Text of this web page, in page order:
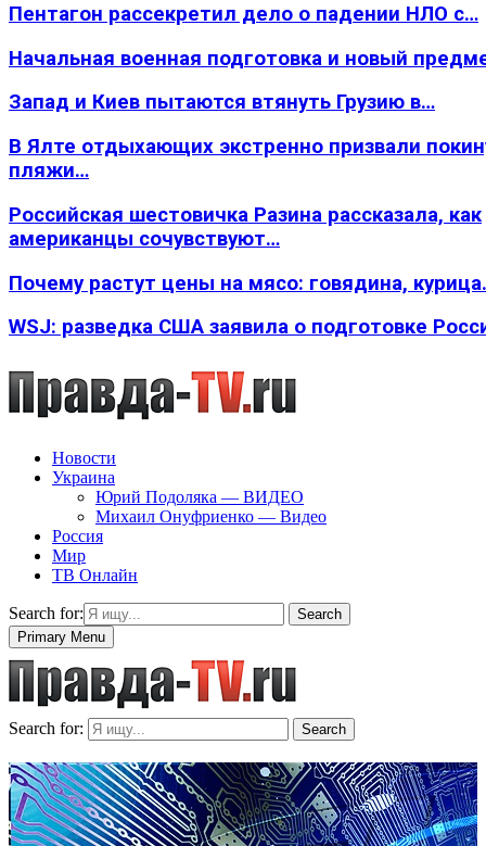
Пентагон рассекретил дело о падении НЛО с…
Начальная военная подготовка и новый
Запад и Киев пытаются втянуть Грузию в…
В Ялте отдыхающих экстренно призвали
пляжи…
Российская шестовичка Разина рассказала, как
американцы сочувствуют…
Почему растут цены на мясо: говядина,
WSJ: разведка США заявила о подготовке
Новости
Украина
Юрий Подоляка — ВИДЕО
Михаил Онуфриенко — Видео
Россия
Мир
ТВ Онлайн
Search for:
Search
Primary Menu
Search for: Search